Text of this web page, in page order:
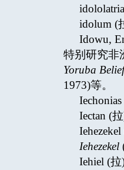
idolum (
Idowu,
特别研究非
Yoruba Belief
1973)等。
Iectan (
Iehezekel
Iehiel (